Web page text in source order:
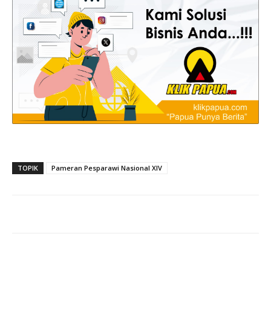
TOPIK Pameran Pesparawi Nasional XIV